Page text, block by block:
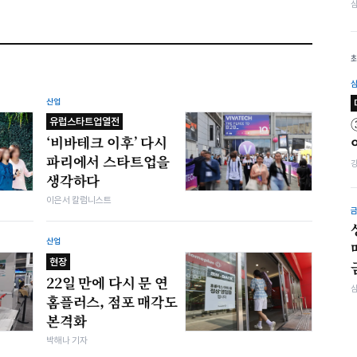
산업
유럽스타트업열전
‘비바테크 이후’ 다시
파리에서 스타트업을
생각하다
이은서 칼럼니스트
산업
현장
22일 만에 다시 문 연
홈플러스, 점포 매각도
본격화
박해나 기자